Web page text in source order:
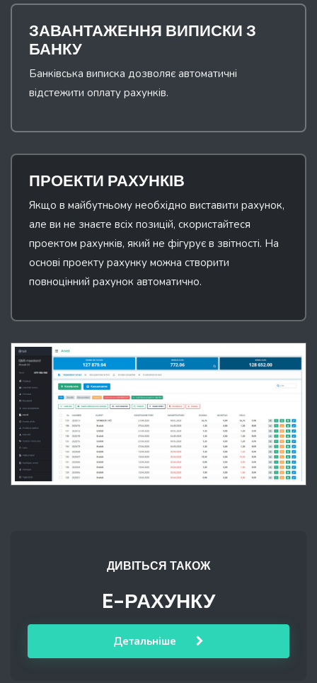
ЗАВАНТАЖЕННЯ ВИПИСКИ З
БАНКУ
Банківська виписка дозволяє автоматичні
відстежити оплату рахунків.
ПРОЕКТИ РАХУНКІВ
Якщо в майбутньому необхідно виставити рахунок,
але ви не знаєте всіх позицій, скористайтеся
проектом рахунків, який не фігурує в звітності. На
основі проекту рахунку можна створити
повноцінний рахунок автоматично.
ДИВІТЬСЯ ТАКОЖ
E-РАХУНКУ
Детальніше